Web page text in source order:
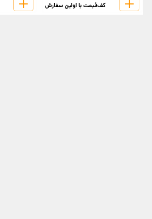
کف‌قیمت با اولین سفارش